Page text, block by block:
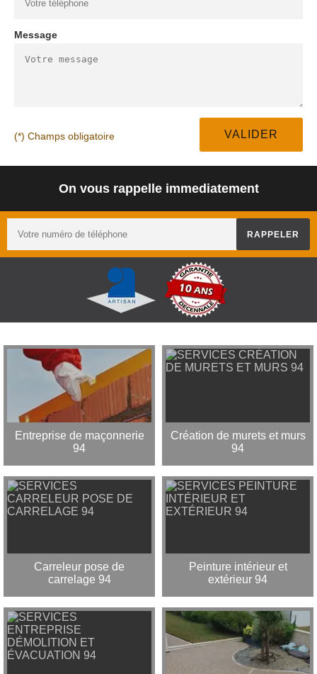
Message
(*) Champs obligatoire
On vous rappelle immediatement
Entreprise de maçonnerie
94
Création de murets et murs
94
Carreleur pose de
carrelage 94
Peinture intérieur et
extérieur 94